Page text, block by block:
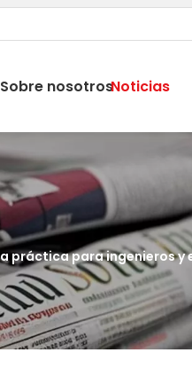
Sobre nosotrosNoticias
práctica para ingenieros y